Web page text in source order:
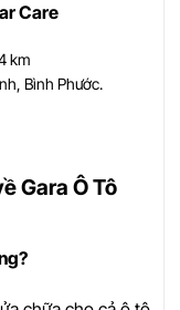
Care
km
Bình Phước.
Gara Ô Tô